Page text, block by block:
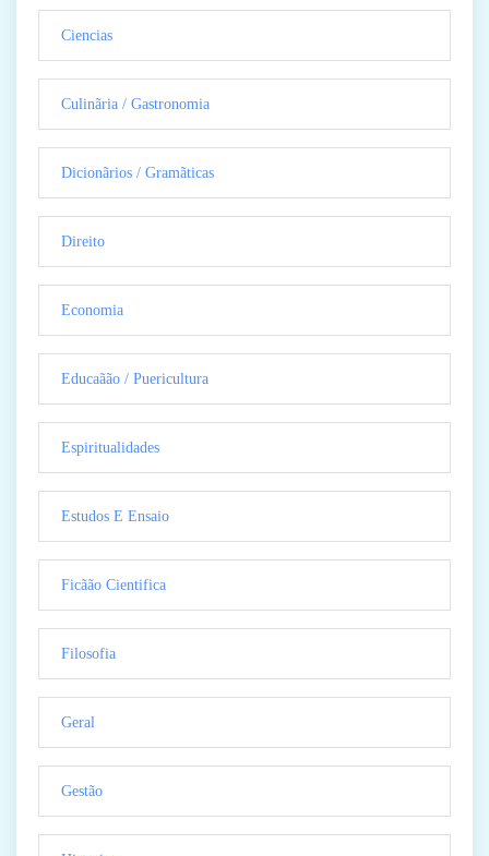
Ciencias
Culinãria / Gastronomia
Dicionãrios / Gramãticas
Direito
Economia
Educaãão / Puericultura
Espiritualidades
Estudos E Ensaio
Ficãão Cientifica
Filosofia
Geral
Gestão